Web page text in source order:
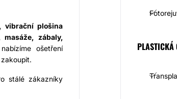
vibrační plošina
zábaly,
nabízíme ošetření
stálé zákazníky